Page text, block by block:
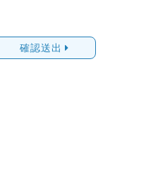
確認送出